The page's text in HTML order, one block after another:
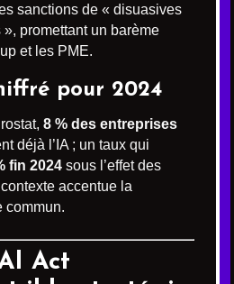
sanctions de « disuasives
promettant un barème
et les PME.
pour 2024
8 % des entreprises
déjà l’IA ; un taux qui
fin 2024 sous l’effet des
accentue la
commun.
Act